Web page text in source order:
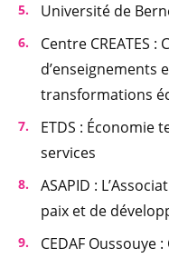
Université de
Centre CREATES
d’enseignements
transformations
ETDS :
services
ASAPID :
paix et de
CEDAF Oussouye